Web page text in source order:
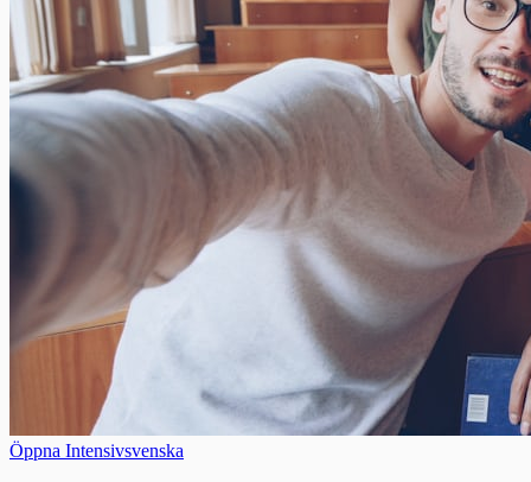
Öppna Intensivsvenska